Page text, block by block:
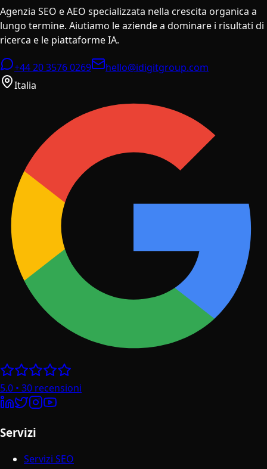
Agenzia SEO e AEO specializzata nella crescita organica a
lungo termine. Aiutiamo le aziende a dominare i risultati di
ricerca e le piattaforme IA.
+44 20 3576 0269
hello@idigitgroup.com
Italia
5.0 • 30 recensioni
Servizi
Servizi SEO